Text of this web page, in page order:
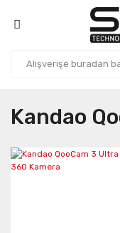
Kandao